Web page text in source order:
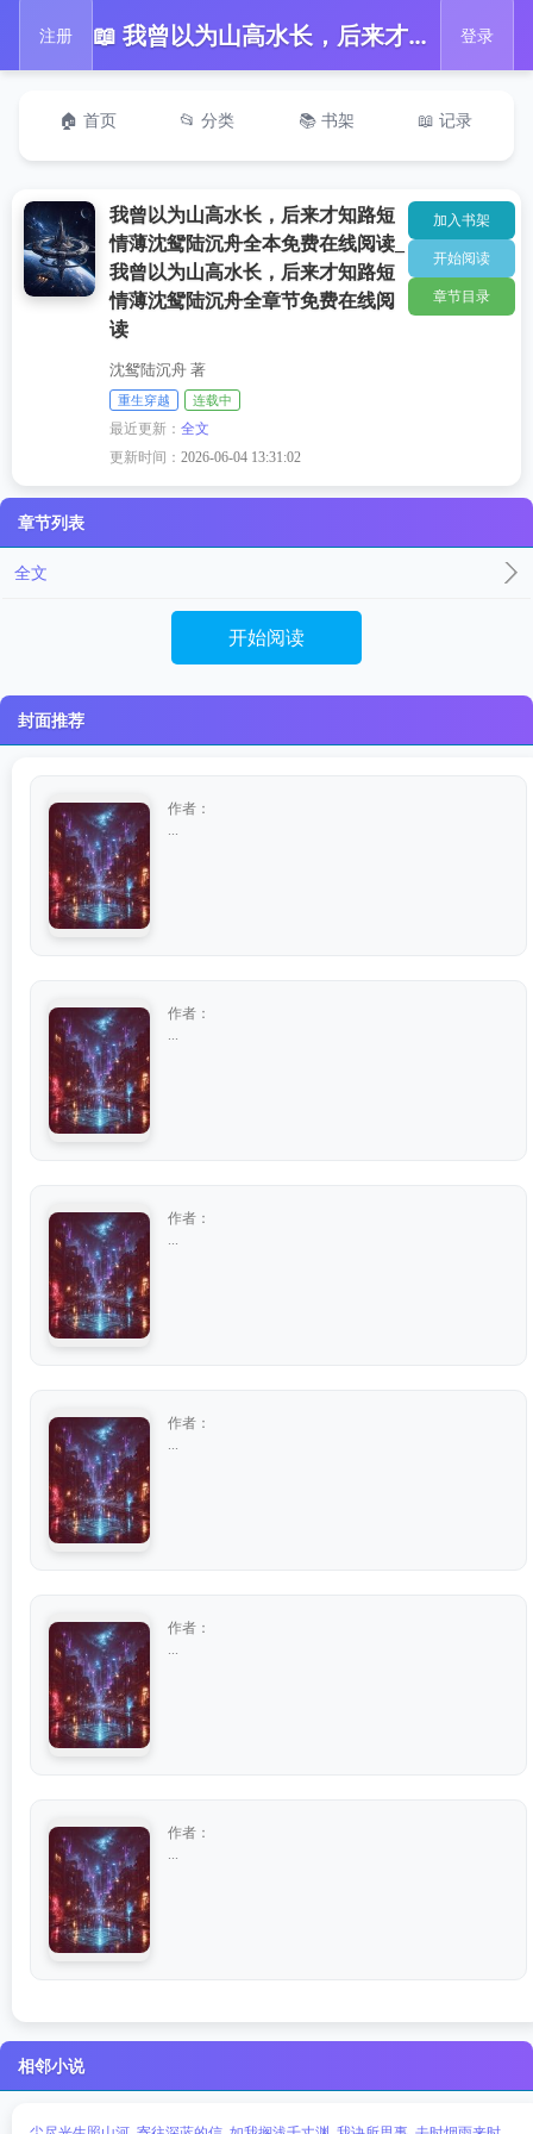
注册 📖 我曾以为山高水长，后来才知路短情薄沈鸳陆沉舟全本免费在线阅读_我曾以为山高水长，后来才知路短情薄沈鸳陆沉舟全章节免费在线阅读 登录
🏠 首页 📂 分类 📚 书架 📖 记录
我曾以为山高水长，后来才知路短
情薄沈鸳陆沉舟全本免费在线阅读_
我曾以为山高水长，后来才知路短
情薄沈鸳陆沉舟全章节免费在线阅
读
沈鸳陆沉舟 著
重生穿越 连载中
最近更新：全文
更新时间：2026-06-04 13:31:02
加入书架
开始阅读
章节目录
章节列表
全文
开始阅读
封面推荐
作者：
作者：
作者：
作者：
作者：
作者：
相邻小说